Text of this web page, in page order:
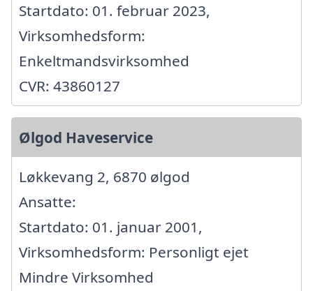
Startdato: 01. februar 2023,
Virksomhedsform:
Enkeltmandsvirksomhed
CVR: 43860127
Ølgod Haveservice
Løkkevang 2, 6870 ølgod
Ansatte:
Startdato: 01. januar 2001,
Virksomhedsform: Personligt ejet
Mindre Virksomhed